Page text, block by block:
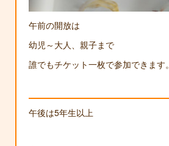
午前の開放は
幼児～大人、親子まで
誰でもチケット一枚で参加できます。
午後は5年生以上